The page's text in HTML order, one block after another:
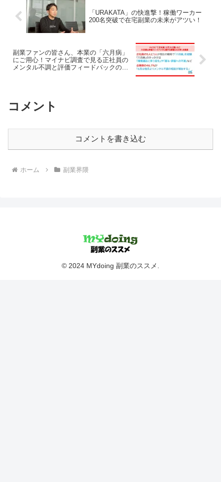
「URAKATA」の快進撃！稼働ワーカー
200名突破で在宅副業の未来がアツい！
副業ファンの皆さん、本業の「六月病」
にご用心！マイナビ調査で見る正社員の
メンタル不調と評価フィードバックのリ
コメント
コメントを書き込む
ホーム 副業界隈
© 2024 MYdoing 副業のススメ.